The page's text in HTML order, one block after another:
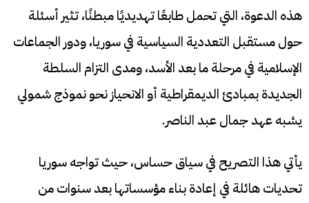
هذه الدعوة، التي تحمل طابعًا تهديديًا مبطنًا، تثير أسئلة
حول مستقبل التعددية السياسية في سوريا، ودور الجماعات
الإسلامية في مرحلة ما بعد الأسد، ومدى التزام السلطة
الجديدة بمبادئ الديمقراطية أو الانحياز نحو نموذج شمولي
يشبه عهد جمال عبد الناصر.
يأتي هذا التصريح في سياق حساس، حيث تواجه سوريا
تحديات هائلة في إعادة بناء مؤسساتها بعد سنوات من